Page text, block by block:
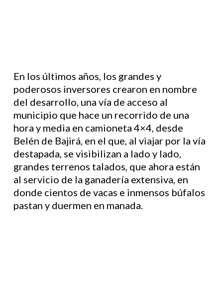
En los últimos años, los grandes y
poderosos inversores crearon en nombre
del desarrollo, una vía de acceso al
municipio que hace un recorrido de una
hora y media en camioneta 4×4, desde
Belén de Bajirá, en el que, al viajar por la vía
destapada, se visibilizan a lado y lado,
grandes terrenos talados, que ahora están
al servicio de la ganadería extensiva, en
donde cientos de vacas e inmensos búfalos
pastan y duermen en manada.